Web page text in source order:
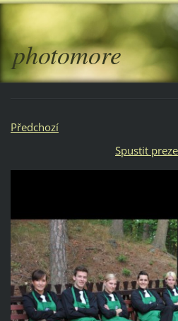
photomore
Předchozí
Spustit